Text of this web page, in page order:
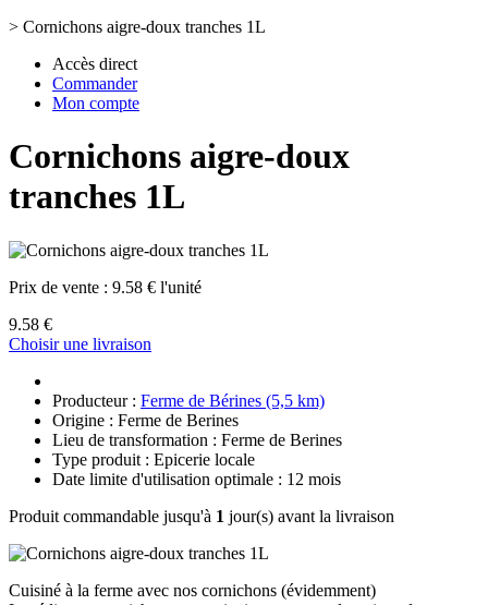
> Cornichons aigre-doux tranches 1L
Accès direct
Commander
Mon compte
Cornichons aigre-doux
tranches 1L
Prix de vente : 9.58 € l'unité
9.58 €
Choisir une livraison
Producteur : Ferme de Bérines (5,5 km)
Origine : Ferme de Berines
Lieu de transformation : Ferme de Berines
Type produit : Epicerie locale
Date limite d'utilisation optimale : 12 mois
Produit commandable jusqu'à 1 jour(s) avant la livraison
Cuisiné à la ferme avec nos cornichons (évidemment)